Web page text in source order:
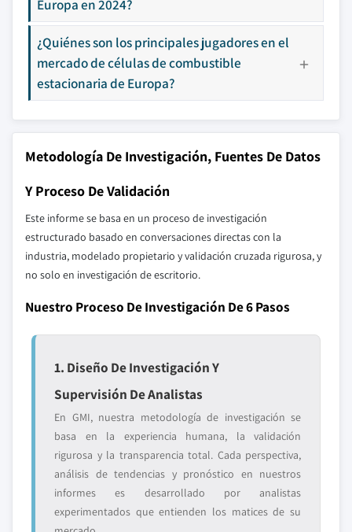
Europa en 2024?
¿Quiénes son los principales jugadores en el
mercado de células de combustible
estacionaria de Europa?
Metodología De Investigación, Fuentes De Datos
Y Proceso De Validación
Este informe se basa en un proceso de investigación
estructurado basado en conversaciones directas con la
industria, modelado propietario y validación cruzada rigurosa, y
no solo en investigación de escritorio.
Nuestro Proceso De Investigación De 6 Pasos
1. Diseño De Investigación Y
Supervisión De Analistas
En GMI, nuestra metodología de investigación se
basa en la experiencia humana, la validación
rigurosa y la transparencia total. Cada perspectiva,
análisis de tendencias y pronóstico en nuestros
informes es desarrollado por analistas
experimentados que entienden los matices de su